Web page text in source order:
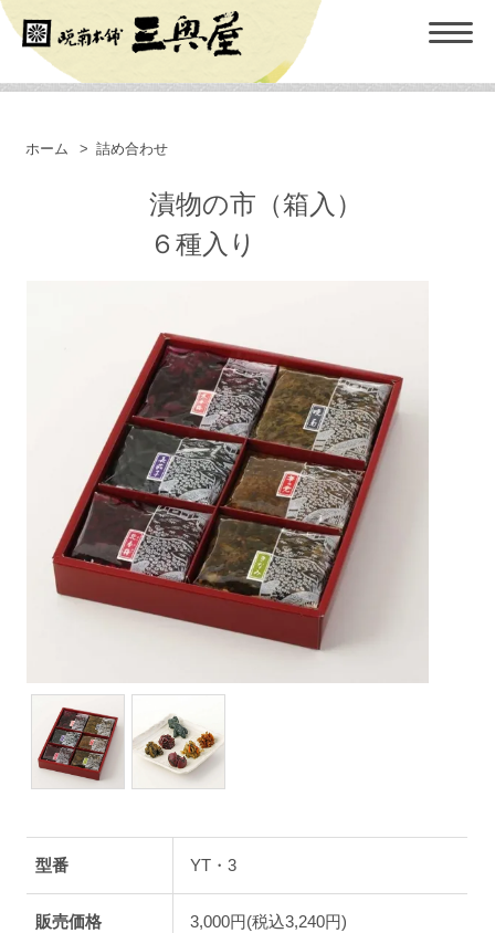
ホーム > 詰め合わせ
漬物の市（箱入）
６種入り
型番 YT・3
販売価格 3,000円(税込3,240円)